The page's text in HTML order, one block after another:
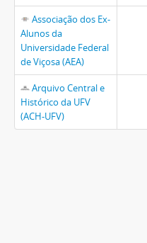
Associação dos Ex-
Alunos da
Universidade Federal
de Viçosa (AEA)
Arquivo Central e
Histórico da UFV
(ACH-UFV)